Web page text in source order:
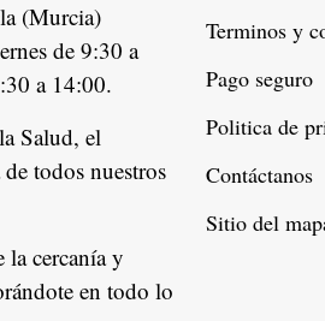
(Murcia)
de 9:30 a
a 14:00.
Salud, el
todos nuestros
la cercanía y
en todo lo
Terminos y
Pago seguro
Politica de
Contáctanos
Sitio del